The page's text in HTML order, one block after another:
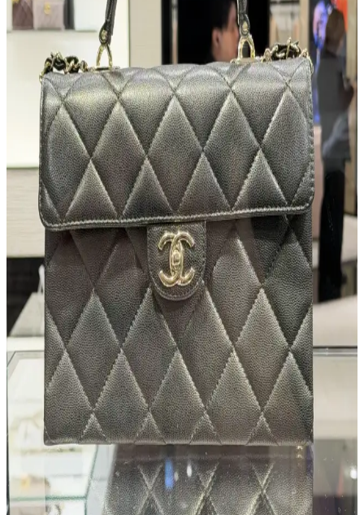
İkinci el çanta koleksiyonculuğu, estetik ve işlevselliği birleştirerek
kişisel tarzı yansıtan bir hobidir. Orijinallik, kondisyon ve güvenilir
platformlar seçimde kritik rol oynar.
Aldo Marka Vintage Çantaların Gerçek Deri Olup
Olmadığına Dair İnceleme ve Değerlendirme
1990'lar Aldo vintage çantalarının büyük çoğunluğu gerçek deri
malzemeden üretilmiştir. Ancak bazı yüzeylerde sentetik malzeme
izleri bulunabilir. Bu yazı, deri ve sentetik malzeme ayırt etme
yöntemlerini ve Aldo'nun marka imajını ele alıyor.
300 Euro Altında Kaliteli ve Dayanıklı Deri Çanta
Seçenekleri ve Marka Alternatifleri
300 Euro altı bütçeyle dayanıklı ve kaliteli deri çanta seçenekleri
marka yerine işçilik ve malzeme kalitesine odaklanarak bulunabilir.
Avrupa üreticileri ve vintage pazarları da alternatif sunar.
Vintage Gucci Çantaların Onarımı ve Uygun Fiyatlı
Alternatif Bulma Yöntemleri
Vintage Gucci çantaların onarımı, orijinalliği koruyarak ekonomik
çözümler sunar. İkinci el platformlarda uygun fiyatlı alternatifler
bulunabilir. Kondisyon, vintage ürünlerde değeri belirler.
New York'ta Butik ve Bağımsız Tasarımcı Çanta
Markaları ve Alışveriş Bölgeleri
New York, butik ve bağımsız tasarımcı çanta markaları açısından
zengin seçenekler sunar. Soho, FiDi ve Upper East Side gibi
bölgelerde özgün tasarımlar ve vintage seçenekler bulunur.